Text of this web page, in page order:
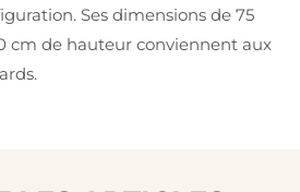
Ses dimensions de 75
cm de hauteur conviennent aux